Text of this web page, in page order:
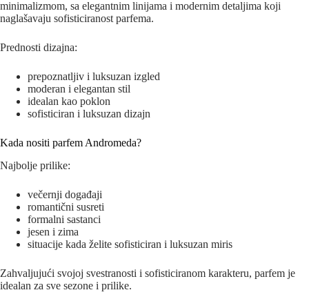
minimalizmom, sa elegantnim linijama i modernim detaljima koji
naglašavaju sofisticiranost parfema.
Prednosti dizajna:
prepoznatljiv i luksuzan izgled
moderan i elegantan stil
idealan kao poklon
sofisticiran i luksuzan dizajn
Kada nositi parfem Andromeda?
Najbolje prilike:
večernji događaji
romantični susreti
formalni sastanci
jesen i zima
situacije kada želite sofisticiran i luksuzan miris
Zahvaljujući svojoj svestranosti i sofisticiranom karakteru, parfem je
idealan za sve sezone i prilike.